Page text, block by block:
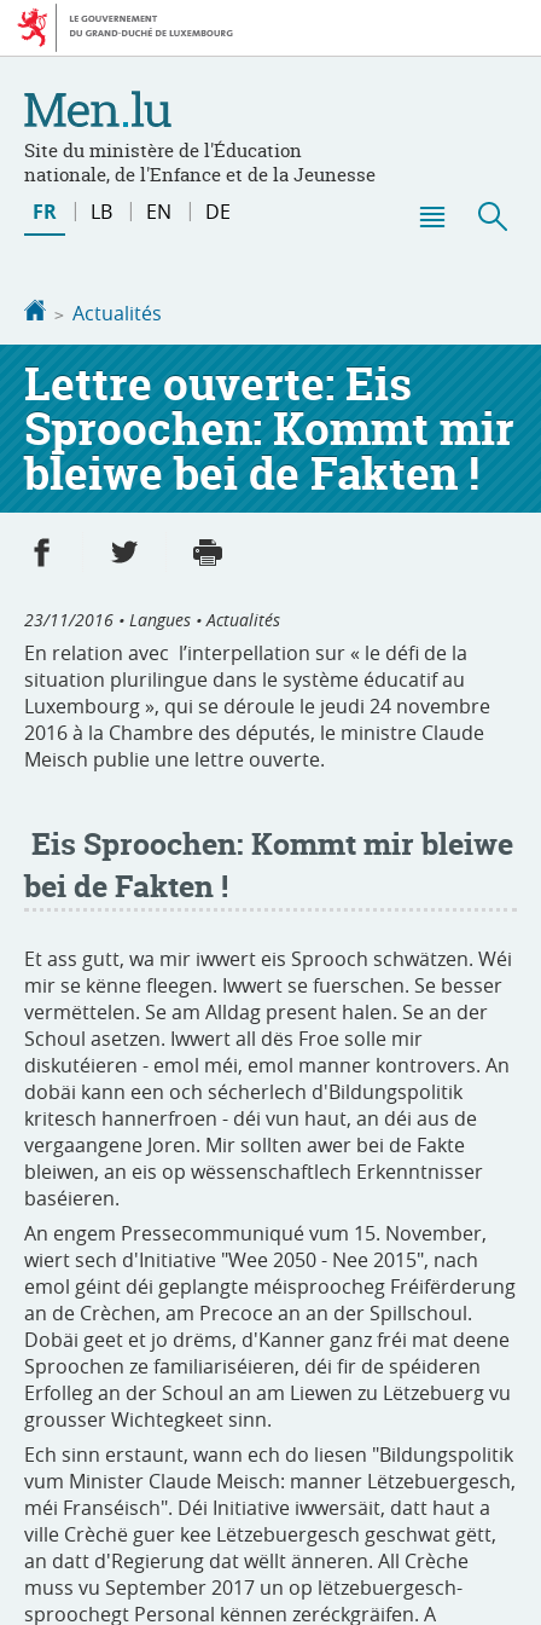
Aller
navigation
Aller
au
Site du ministère de l'Éducation
nationale, de l'Enfance et de la Jeunesse
Changer
de
FR LB EN DE
Accueil
Actualités
Lettre ouverte: Eis
Sproochen: Kommt mir
bleiwe bei de Fakten !
Partager sur Facebook
Partager sur Twitter
23/11/2016 • Langues • Actualités
En relation avec l’interpellation sur « le défi de la
situation plurilingue dans le système éducatif au
Luxembourg », qui se déroule le jeudi 24 novembre
2016 à la Chambre des députés, le ministre Claude
Meisch publie une lettre ouverte.
Eis Sproochen: Kommt mir bleiwe
bei de Fakten !
Et ass gutt, wa mir iwwert eis Sprooch schwätzen. Wéi
mir se kënne fleegen. Iwwert se fuerschen. Se besser
vermëttelen. Se am Alldag present halen. Se an der
Schoul asetzen. Iwwert all dës Froe solle mir
diskutéieren - emol méi, emol manner kontrovers. An
dobäi kann een och sécherlech d'Bildungspolitik
kritesch hannerfroen - déi vun haut, an déi aus de
vergaangene Joren. Mir sollten awer bei de Fakte
bleiwen, an eis op wëssenschaftlech Erkenntnisser
baséieren.
An engem Pressecommuniqué vum 15. November,
wiert sech d'Initiative "Wee 2050 - Nee 2015", nach
emol géint déi geplangte méisproocheg Fréifërderung
an de Crèchen, am Precoce an an der Spillschoul.
Dobäi geet et jo drëms, d'Kanner ganz fréi mat deene
Sproochen ze familiariséieren, déi fir de spéideren
Erfolleg an der Schoul an am Liewen zu Lëtzebuerg vu
grousser Wichtegkeet sinn.
Ech sinn erstaunt, wann ech do liesen "Bildungspolitik
vum Minister Claude Meisch: manner Lëtzebuergesch,
méi Franséisch". Déi Initiative iwwersäit, datt haut a
ville Crèchë guer kee Lëtzebuergesch geschwat gëtt,
an datt d'Regierung dat wëllt änneren. All Crèche
muss vu September 2017 un op lëtzebuergesch-
sproochegt Personal kënnen zeréckgräifen. A